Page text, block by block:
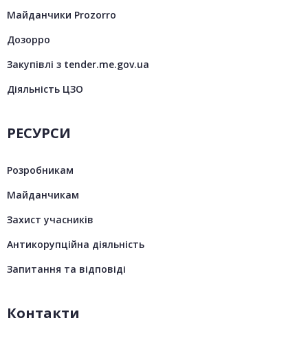
Майданчики Prozorro
Дозорро
Закупівлі з tender.me.gov.ua
Діяльність ЦЗО
РЕСУРСИ
Розробникам
Майданчикам
Захист учасників
Антикорупційна діяльність
Запитання та відповіді
Контакти